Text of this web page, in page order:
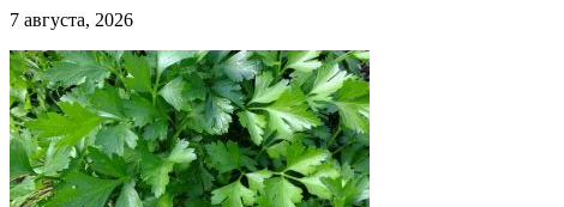
7 августа, 2026